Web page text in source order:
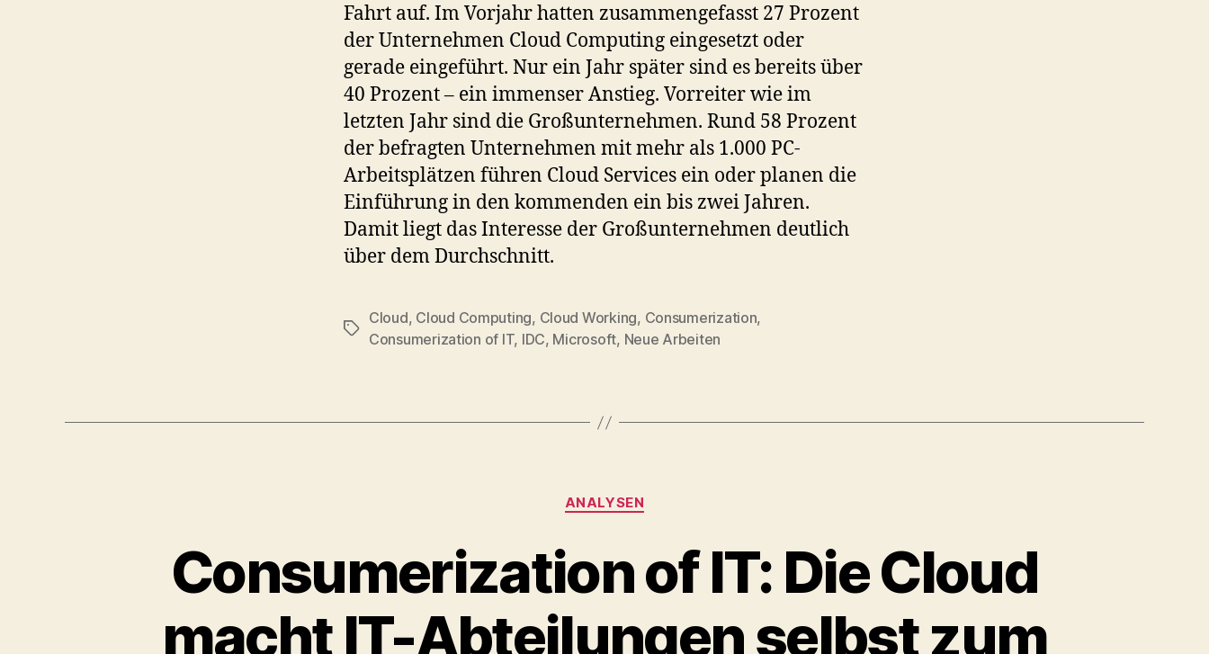
Fahrt auf. Im Vorjahr hatten zusammengefasst 27 Prozent
der Unternehmen Cloud Computing eingesetzt oder
gerade eingeführt. Nur ein Jahr später sind es bereits über
40 Prozent – ein immenser Anstieg. Vorreiter wie im
letzten Jahr sind die Großunternehmen. Rund 58 Prozent
der befragten Unternehmen mit mehr als 1.000 PC-
Arbeitsplätzen führen Cloud Services ein oder planen die
Einführung in den kommenden ein bis zwei Jahren.
Damit liegt das Interesse der Großunternehmen deutlich
über dem Durchschnitt.
Tags
Cloud, Cloud Computing, Cloud Working, Consumerization,
Consumerization of IT, IDC, Microsoft, Neue Arbeiten
Categories
ANALYSEN
Consumerization of IT: Die Cloud
macht IT-Abteilungen selbst zum